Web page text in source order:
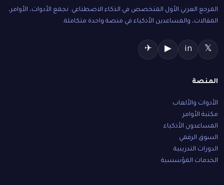
المرجع العربي الأول المتخصص في الذكاء الاصطناعي. نجمع الأدوات، الأوامر،
المقالات، والمساعدين الأذكياء في منصة واحدة متكاملة.
𝕏
in
▶
✈
المنصة
الأدوات والألعاب
مكتبة الأوامر
المساعدون الأذكياء
السوق الرقمي
الدورات التدريبية
الخدمات المؤسسية